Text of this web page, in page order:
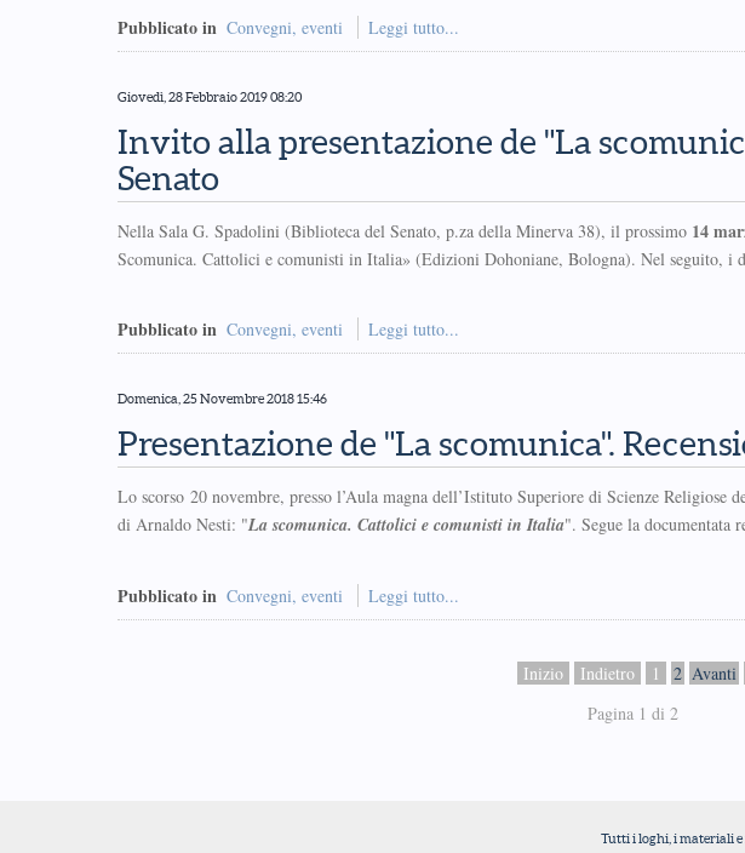
Pubblicato in Convegni, eventi Leggi tutto...
Giovedì, 28 Febbraio 2019 08:20
Invito alla presentazione de "La
Senato
Nella Sala G. Spadolini (Biblioteca del Senato, p.za della Minerva 38), il prossimo 14
Scomunica. Cattolici e comunisti in Italia» (Edizioni Dohoniane, Bologna). Nel seguito, i
Pubblicato in Convegni, eventi Leggi tutto...
Domenica, 25 Novembre 2018 15:46
Presentazione de "La scomunica".
Lo scorso 20 novembre, presso l’Aula magna dell’Istituto Superiore di Scienze Religiose
di Arnaldo Nesti: "La scomunica. Cattolici e comunisti in Italia". Segue la documentata
Pubblicato in Convegni, eventi Leggi tutto...
Inizio Indietro 1 2 Avanti
Pagina 1 di 2
Tutti i loghi, i materiali e